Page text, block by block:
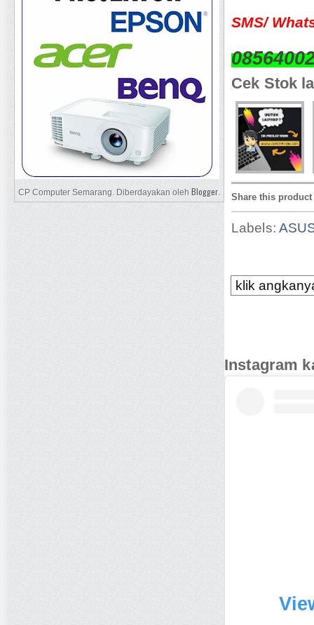
SMS/
Cek Stok
Share this product
Labels:
klik
Instagram
CP Computer Semarang. Diberdayakan oleh Blogger.